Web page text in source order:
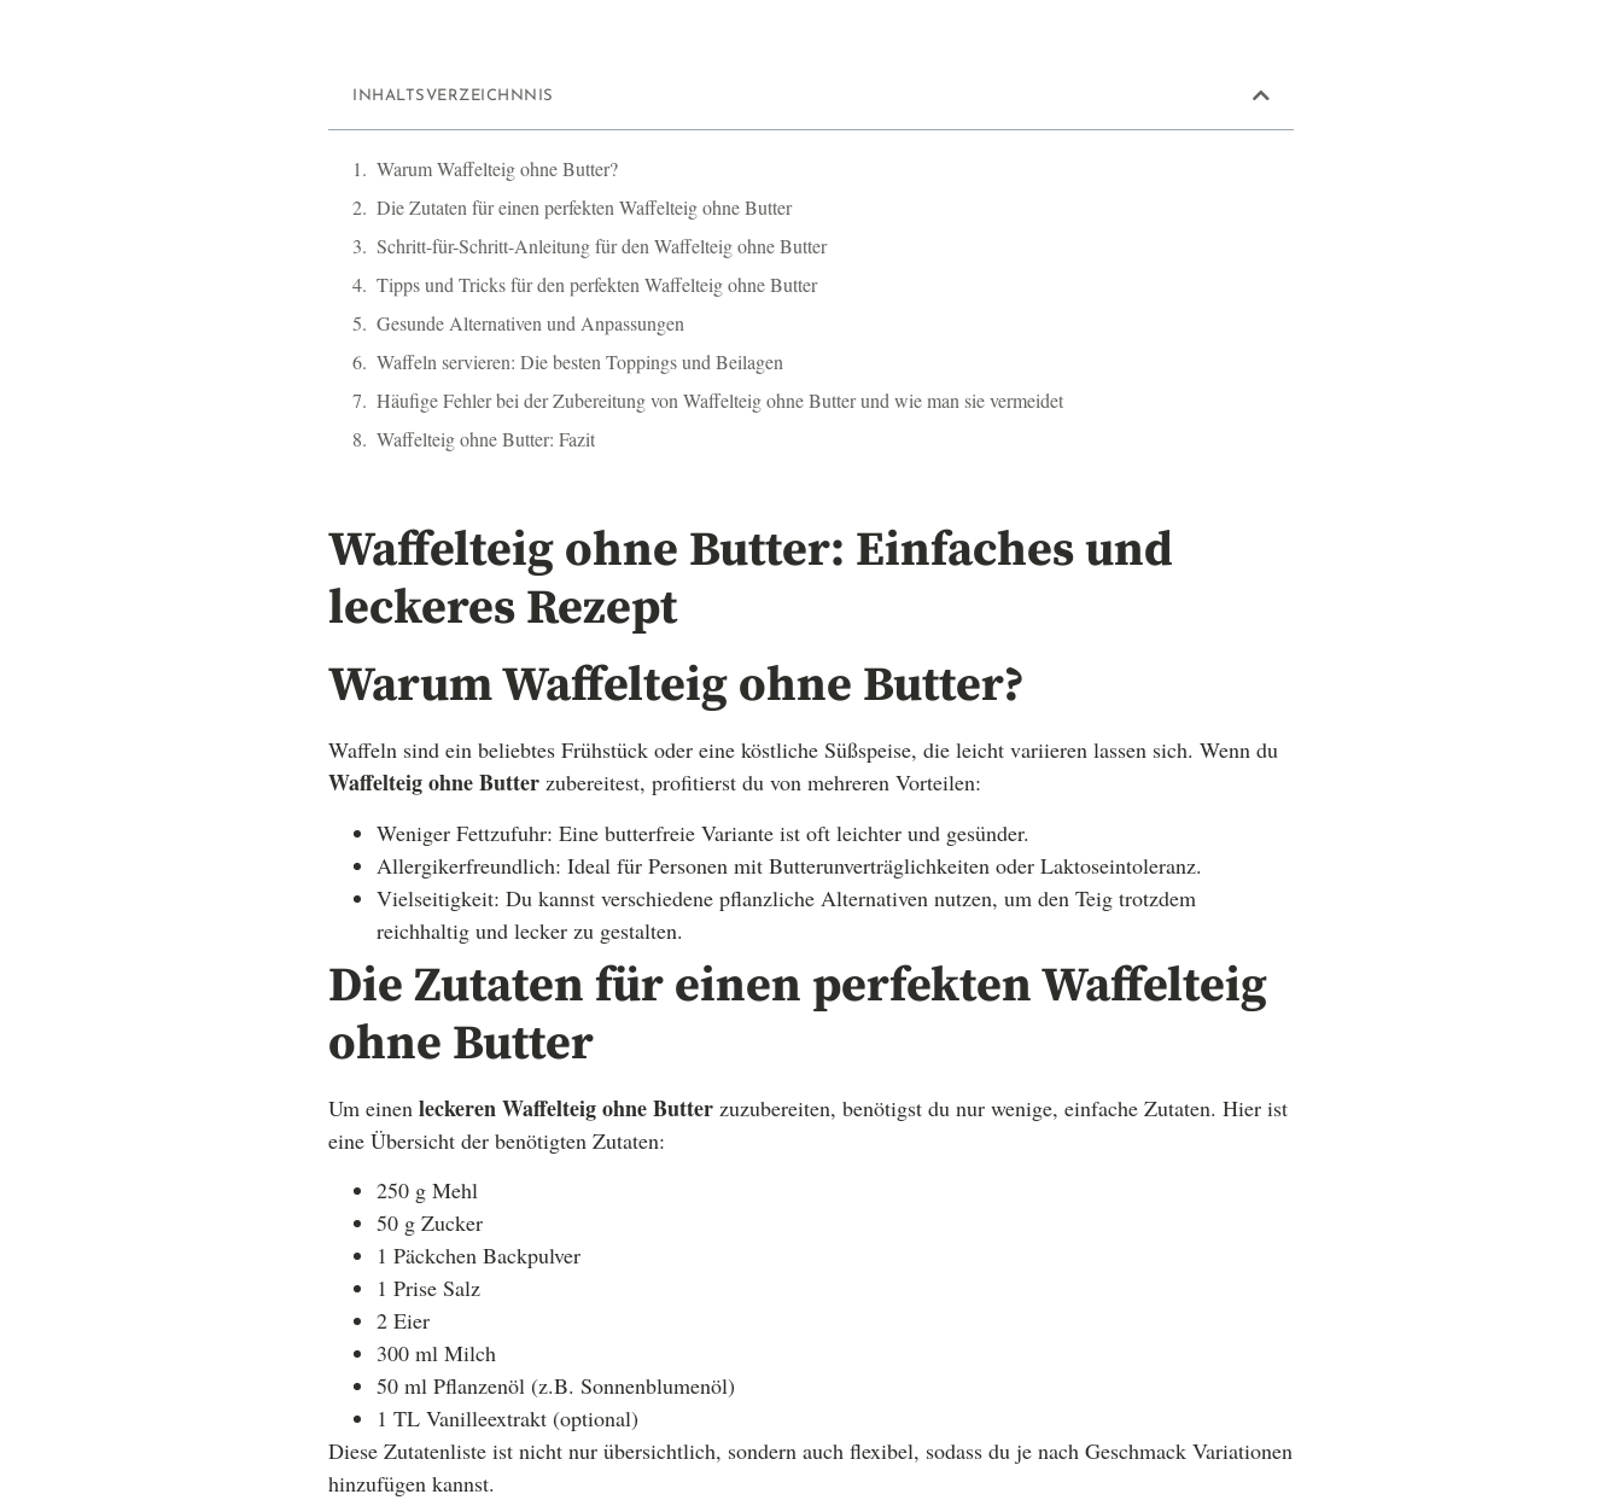
INHALTSVERZEICHNNIS
Warum Waffelteig ohne Butter?
Die Zutaten für einen perfekten Waffelteig ohne Butter
Schritt-für-Schritt-Anleitung für den Waffelteig ohne Butter
Tipps und Tricks für den perfekten Waffelteig ohne Butter
Gesunde Alternativen und Anpassungen
Waffeln servieren: Die besten Toppings und Beilagen
Häufige Fehler bei der Zubereitung von Waffelteig ohne Butter und wie man sie vermeidet
Waffelteig ohne Butter: Fazit
Waffelteig ohne Butter: Einfaches und
leckeres Rezept
Warum Waffelteig ohne Butter?
Waffeln sind ein beliebtes Frühstück oder eine köstliche Süßspeise, die leicht variieren lassen sich. Wenn du
Waffelteig ohne Butter zubereitest, profitierst du von mehreren Vorteilen:
Weniger Fettzufuhr: Eine butterfreie Variante ist oft leichter und gesünder.
Allergikerfreundlich: Ideal für Personen mit Butterunverträglichkeiten oder Laktoseintoleranz.
Vielseitigkeit: Du kannst verschiedene pflanzliche Alternativen nutzen, um den Teig trotzdem
reichhaltig und lecker zu gestalten.
Die Zutaten für einen perfekten Waffelteig
ohne Butter
Um einen leckeren Waffelteig ohne Butter zuzubereiten, benötigst du nur wenige, einfache Zutaten. Hier ist
eine Übersicht der benötigten Zutaten:
250 g Mehl
50 g Zucker
1 Päckchen Backpulver
1 Prise Salz
2 Eier
300 ml Milch
50 ml Pflanzenöl (z.B. Sonnenblumenöl)
1 TL Vanilleextrakt (optional)
Diese Zutatenliste ist nicht nur übersichtlich, sondern auch flexibel, sodass du je nach Geschmack Variationen
hinzufügen kannst.